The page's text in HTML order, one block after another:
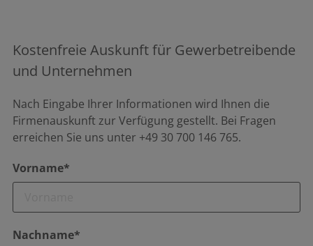
Kostenfreie Auskunft für Gewerbetreibende
und Unternehmen
Nach Eingabe Ihrer Informationen wird Ihnen die
Firmenauskunft zur Verfügung gestellt. Bei Fragen
erreichen Sie uns unter +49 30 700 146 765.
Vorname*
Nachname*